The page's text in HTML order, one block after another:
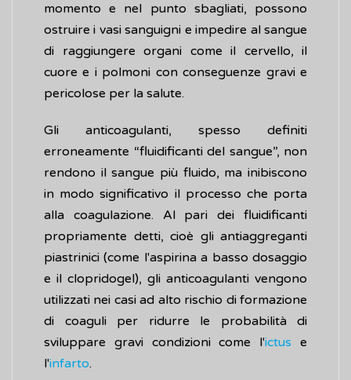
momento e nel punto sbagliati, possono
ostruire i vasi sanguigni e impedire al sangue
di raggiungere organi come il cervello, il
cuore e i polmoni con conseguenze gravi e
pericolose per la salute.
Gli anticoagulanti, spesso definiti
erroneamente “fluidificanti del sangue”, non
rendono il sangue più fluido, ma inibiscono
in modo significativo il processo che porta
alla coagulazione. Al pari dei fluidificanti
propriamente detti, cioè gli antiaggreganti
piastrinici (come l'aspirina a basso dosaggio
e il clopridogel), gli anticoagulanti vengono
utilizzati nei casi ad alto rischio di formazione
di coaguli per ridurre le probabilità di
sviluppare gravi condizioni come l'ictus e
l'infarto.